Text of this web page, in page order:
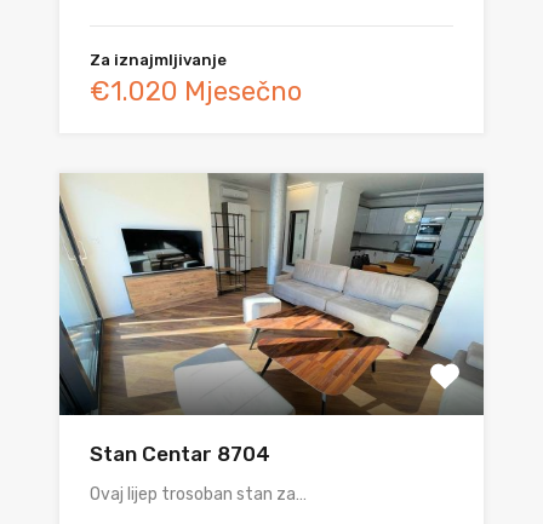
Za iznajmljivanje
€1.020 Mjesečno
Stan Centar 8704
Ovaj lijep trosoban stan za…